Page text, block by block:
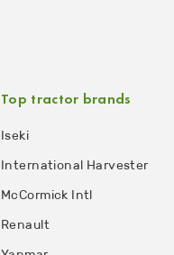
Top tractor brands
Iseki
International Harvester
McCormick Intl
Renault